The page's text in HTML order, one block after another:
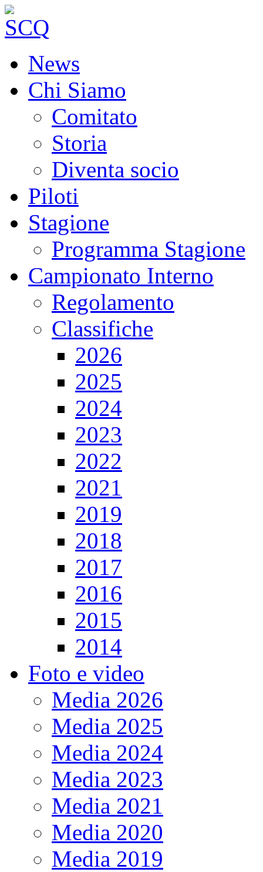
News
Chi Siamo
Comitato
Storia
Diventa socio
Piloti
Stagione
Programma Stagione
Campionato Interno
Regolamento
Classifiche
2026
2025
2024
2023
2022
2021
2019
2018
2017
2016
2015
2014
Foto e video
Media 2026
Media 2025
Media 2024
Media 2023
Media 2021
Media 2020
Media 2019